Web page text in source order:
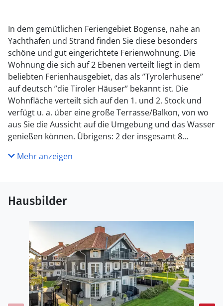
In dem gemütlichen Feriengebiet Bogense, nahe an
Yachthafen und Strand finden Sie diese besonders
schöne und gut eingerichtete Ferienwohnung. Die
Wohnung die sich auf 2 Ebenen verteilt liegt in dem
beliebten Ferienhausgebiet, das als ”Tyrolerhusene”
auf deutsch ”die Tiroler Häuser” bekannt ist. Die
Wohnfläche verteilt sich auf den 1. und 2. Stock und
verfügt u. a. über eine große Terrasse/Balkon, von wo
aus Sie die Aussicht auf die Umgebung und das Wasser
genießen können. Übrigens: 2 der insgesamt 8
offenen Obergeschoss. Diese Schlafplätze sind
Küche
Die Küche ist mit Kühlschrank ausgestattet. Außerdem
gibt es 4 Keramik-Kochfelder, Umluftofen, Mikrowelle
sowie Geschirrspüler.
WC und Bad
Es gibt 2 Badezimmer mit Duschnische und 2 Toiletten.
Fußbodenheizung in 2 Badezimmern. Es steht eine
Sauna zur Verfügung in der Sie sich so richtig
Mehr anzeigen
Hausbilder